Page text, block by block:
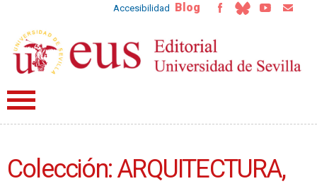
Accesibilidad Blog
Colección: ARQUITECTURA,